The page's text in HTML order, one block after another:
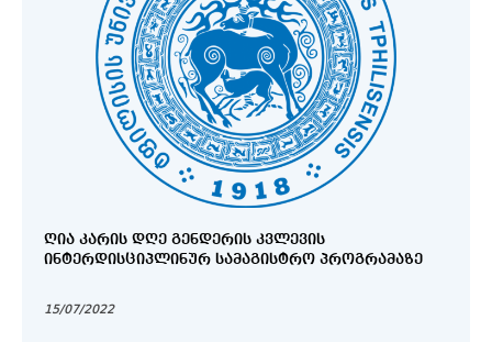
ᲦᲘᲐ ᲙᲐᲠᲘᲡ ᲓᲦᲔ ᲒᲔᲜᲓᲔᲠᲘᲡ ᲙᲕᲚᲔᲕᲘᲡ
ᲘᲜᲢᲔᲠᲓᲘᲡᲪᲘᲞᲚᲘᲜᲣᲠ ᲡᲐᲛᲐᲒᲘᲡᲢᲠᲝ ᲞᲠᲝᲒᲠᲐᲛᲐᲖᲔ
15/07/2022